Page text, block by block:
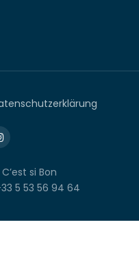
si Bon
5 53 56 94 64